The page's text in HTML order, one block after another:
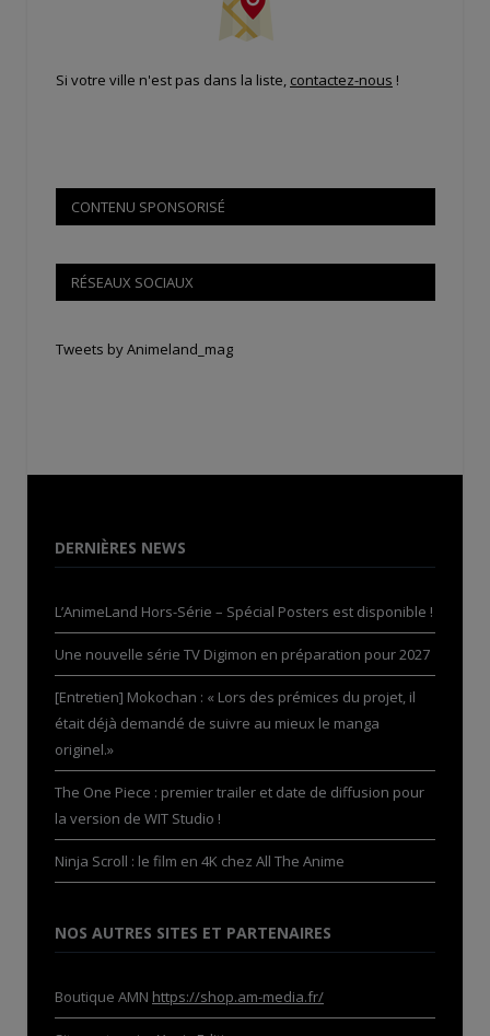
Si votre ville n'est pas dans la liste, contactez-nous !
CONTENU SPONSORISÉ
RÉSEAUX SOCIAUX
Tweets by Animeland_mag
DERNIÈRES NEWS
L’AnimeLand Hors-Série – Spécial Posters est disponible !
Une nouvelle série TV Digimon en préparation pour 2027
[Entretien] Mokochan : « Lors des prémices du projet, il
était déjà demandé de suivre au mieux le manga
originel.»
The One Piece : premier trailer et date de diffusion pour
la version de WIT Studio !
Ninja Scroll : le film en 4K chez All The Anime
NOS AUTRES SITES ET PARTENAIRES
Boutique AMN https://shop.am-media.fr/